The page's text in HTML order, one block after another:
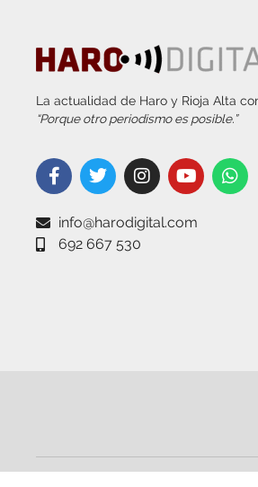
La actualidad de Haro y Rioja Alta
“Porque otro periodismo es posible.”
info@harodigital.com
692 667 530